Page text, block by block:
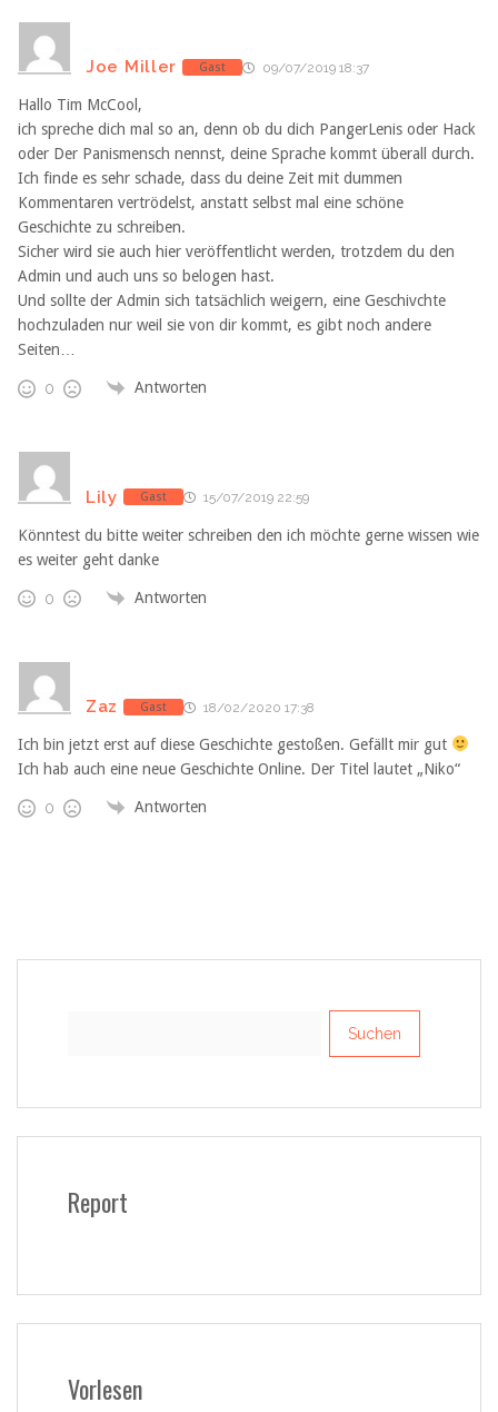
Joe Miller Gast 09/07/2019 18:37
Hallo Tim McCool,
ich spreche dich mal so an, denn ob du dich PangerLenis oder Hack
oder Der Panismensch nennst, deine Sprache kommt überall durch.
Ich finde es sehr schade, dass du deine Zeit mit dummen
Kommentaren vertrödelst, anstatt selbst mal eine schöne
Geschichte zu schreiben.
Sicher wird sie auch hier veröffentlicht werden, trotzdem du den
Admin und auch uns so belogen hast.
Und sollte der Admin sich tatsächlich weigern, eine Geschivchte
hochzuladen nur weil sie von dir kommt, es gibt noch andere
Seiten…
0 Antworten
Lily Gast 15/07/2019 22:59
Könntest du bitte weiter schreiben den ich möchte gerne wissen wie
es weiter geht danke
0 Antworten
Zaz Gast 18/02/2020 17:38
Ich bin jetzt erst auf diese Geschichte gestoßen. Gefällt mir gut
Ich hab auch eine neue Geschichte Online. Der Titel lautet „Niko“
0 Antworten
Report
Vorlesen